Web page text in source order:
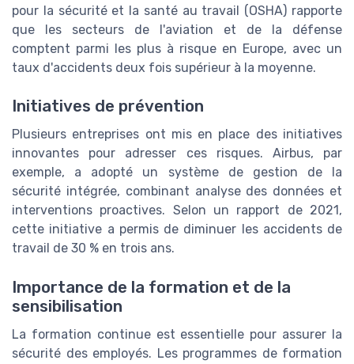
pour la sécurité et la santé au travail (OSHA) rapporte
que les secteurs de l'aviation et de la défense
comptent parmi les plus à risque en Europe, avec un
taux d'accidents deux fois supérieur à la moyenne.
Initiatives de prévention
Plusieurs entreprises ont mis en place des initiatives
innovantes pour adresser ces risques. Airbus, par
exemple, a adopté un système de gestion de la
sécurité intégrée, combinant analyse des données et
interventions proactives. Selon un rapport de 2021,
cette initiative a permis de diminuer les accidents de
travail de 30 % en trois ans.
Importance de la formation et de la
sensibilisation
La formation continue est essentielle pour assurer la
sécurité des employés. Les programmes de formation